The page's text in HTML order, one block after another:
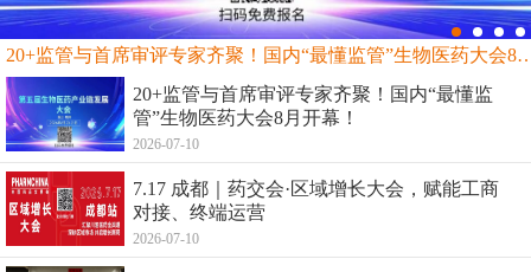
20+监管与首席审评专家齐聚！国内“最
20+监管与首席审评专家齐聚！国内“最懂监
管”生物医药大会8月开幕！
2026-07-10
7.17 成都｜药交会·区域增长大会，赋能工商
对接、终端运营
2026-07-10